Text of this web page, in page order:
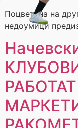
Поцветена на
недоумици